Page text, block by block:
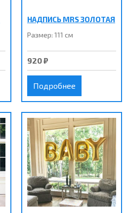
НАДПИСЬ MRS ЗОЛОТАЯ
Размер: 111 см
920 ₽
Подробнее